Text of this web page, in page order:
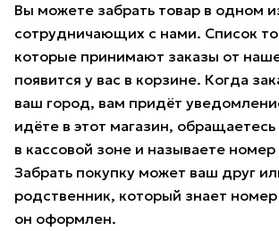
Вы можете забрать товар в одном
сотрудничающих с нами. Список
которые принимают заказы от
появится у вас в корзине. Когда
ваш город, вам придёт
идёте в этот магазин,
в кассовой зоне и называете номер
Забрать покупку может ваш друг
родственник, который знает
он оформлен.